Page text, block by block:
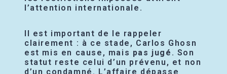
l’attention internationale.
Il est important de le rappeler
clairement : à ce stade, Carlos Ghosn
est mis en cause, mais pas jugé . Son
statut reste celui d’un prévenu, et non
d’un condamné. L’affaire dépasse